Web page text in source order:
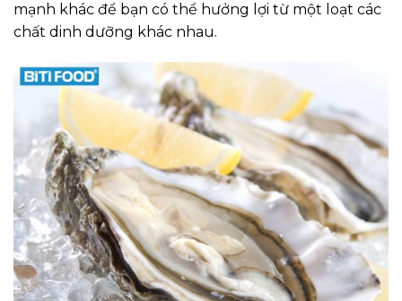
mạnh khác để bạn có thể hưởng lợi từ một loạt các
chất dinh dưỡng khác nhau.